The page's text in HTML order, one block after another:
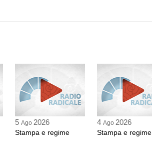
5 Ago 2026
Stampa e regime
4 Ago 2026
Stampa e regime